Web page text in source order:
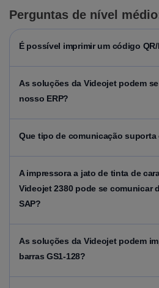
Perguntas de nível médio
É possível imprimir um código
As soluções da Videojet podem
nosso ERP?
Que tipo de comunicação suporta
A impressora a jato de tinta de
Videojet 2380 pode se comunicar
SAP?
As soluções da Videojet podem
barras GS1-128?